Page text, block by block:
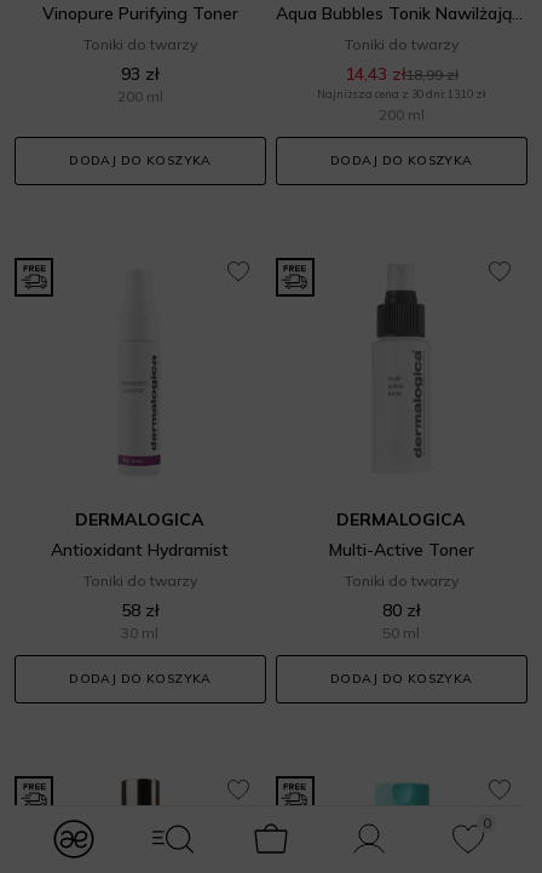
modules.Navbar.menuLabels.logo
modules.Navbar.menuLabels.menuWithSearch
Koszyk Konto
0
Ulubione
Vinopure Purifying Toner
Toniki do twarzy
93 zł
200 ml
DODAJ DO KOSZYKA
Aqua Bubbles Tonik Nawilżający
Toniki do twarzy
14,43 zł18,99 zł
Najniższa cena z 30 dni: 13,10 zł
200 ml
DODAJ DO KOSZYKA
DERMALOGICA
Antioxidant Hydramist
Toniki do twarzy
58 zł
30 ml
DODAJ DO KOSZYKA
DERMALOGICA
Multi-Active Toner
Toniki do twarzy
80 zł
50 ml
DODAJ DO KOSZYKA